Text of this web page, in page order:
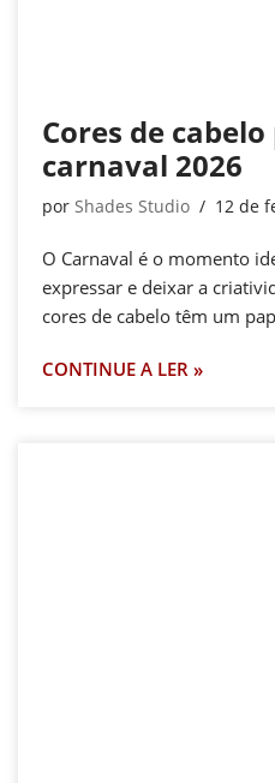
Cores de
carnaval 2026
por Shades Studio 12 de
O Carnaval é o momento
expressar e deixar a
cores de cabelo têm um
CONTINUE A LER »